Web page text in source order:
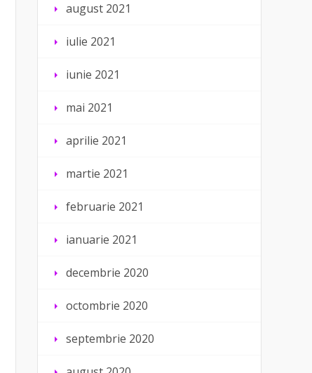
august 2021
iulie 2021
iunie 2021
mai 2021
aprilie 2021
martie 2021
februarie 2021
ianuarie 2021
decembrie 2020
octombrie 2020
septembrie 2020